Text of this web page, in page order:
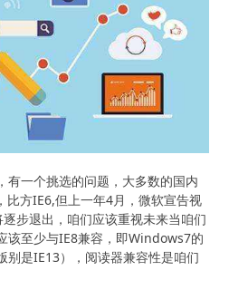
有一个挑选的问题，大多数的国内
比方IE6,但上一年4月，微软宣告视
步退出，咱们应该重视未来当咱们
该至少与IE8兼容，即Windows7的
别是IE13），阅读器兼容性是咱们